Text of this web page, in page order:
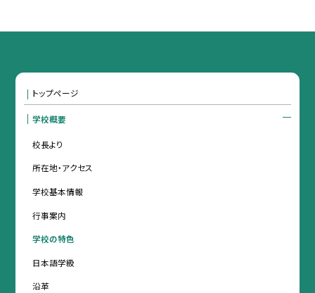
トップページ
学校概要
校長より
所在地・アクセス
学校基本情報
行事案内
学校の特色
日本語学級
沿革